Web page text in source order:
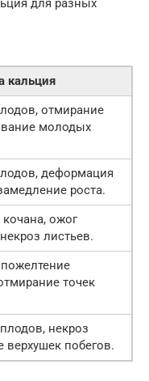
для разных
кальция
отмирание
молодых
деформация
роста.
ожог
листьев.
точек
некроз
верхушек побегов.